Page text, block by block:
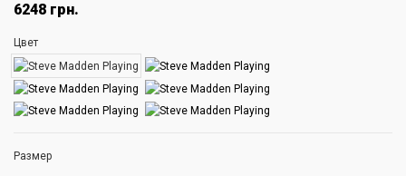
6248 грн.
Цвет
Размер